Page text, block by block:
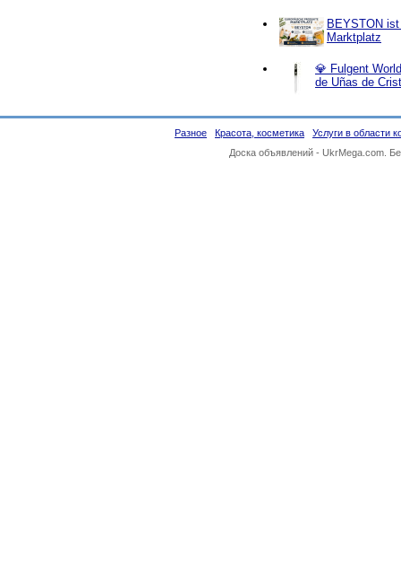
BEYSTON
Marktplatz
💎 Fulgent
de Uñas de
Разное Красота, косметика
Услуги в области
Доска объявлений - UkrMega.com.